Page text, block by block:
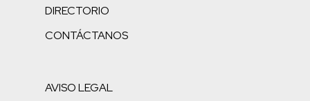
DIRECTORIO
CONTÁCTANOS
AVISO LEGAL